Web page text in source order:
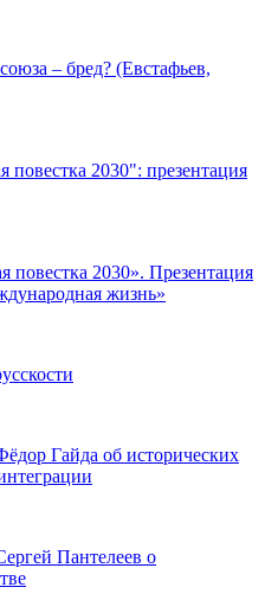
– бред? (Евстафьев,
повестка 2030": презентация
повестка 2030». Презентация
жизнь»
Гайда об исторических
Пантелеев о